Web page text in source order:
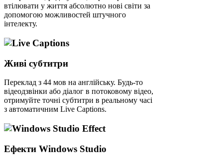
втілювати у життя абсолютно нові світи за
допомогою можливостей штучного
інтелекту.
Живі субтитри
Переклад з 44 мов на англійську. Будь-то
відеодзвінки або діалог в потоковому відео,
отримуйте точні субтитри в реальному часі
з автоматичним Live Captions.
Ефекти Windows Studio